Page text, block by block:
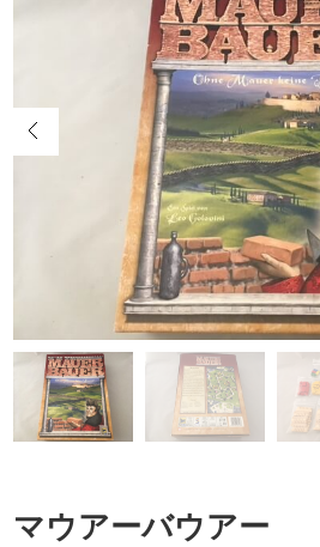
マウアーバウアー